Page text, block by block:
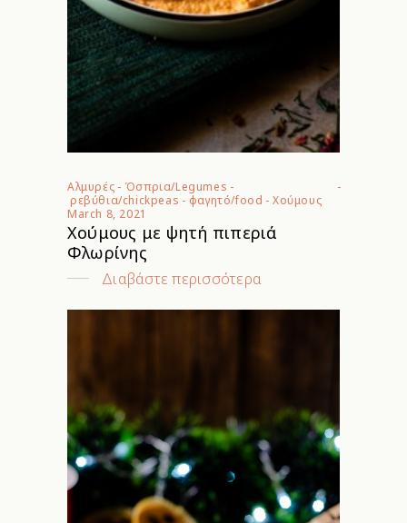
Αλμυρές - Όσπρια/Legumes -
ρεβύθια/chickpeas - φαγητό/food - Χούμους
March 8, 2021
Χούμους με ψητή πιπεριά
Φλωρίνης
Διαβάστε περισσότερα